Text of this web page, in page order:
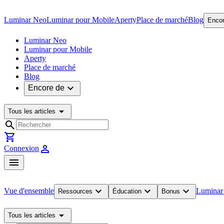
Luminar NeoLuminar pour MobileApertyPlace de marchéBlog
Luminar Neo
Luminar pour Mobile
Aperty
Place de marché
Blog
Encore de expand_more
Tous les articles arrow_drop_down
search
shopping_cart
Connexion person
menu
Vue d'ensemble Ressources expand_more Éducation expand_more Bonus expand_more
Tous les articles arrow_drop_down